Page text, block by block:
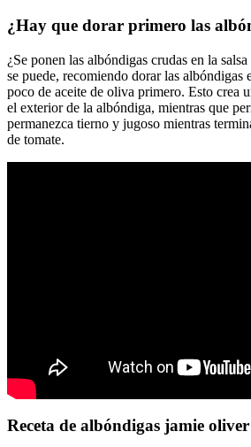
¿Hay que dorar primero las
¿Se ponen las albóndigas crudas en la
se puede, recomiendo dorar las albóndigas
poco de aceite de oliva primero. Esto crea
el exterior de la albóndiga, mientras que
permanezca tierno y jugoso mientras
de tomate.
Receta de albóndigas jamie oliver